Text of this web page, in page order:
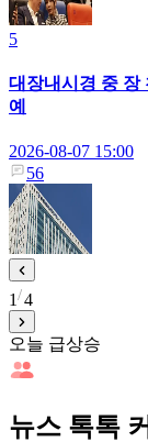
5
대장내시경 중 장
예
2026-08-07 15:00
56
1 4
오늘 급상승
뉴스 톡톡